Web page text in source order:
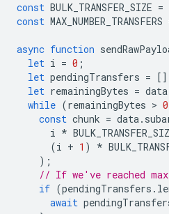
const BULK_TRANSFER_SIZE =
const MAX_NUMBER_TRANSFERS
async function
let i = 0 ;
let pendingTransfers =
let remainingBytes = data
while (remainingBytes > 0
const chunk = data.
i *
(i + 1 ) *
);
// If we've reached
if (pendingTransfers .
await